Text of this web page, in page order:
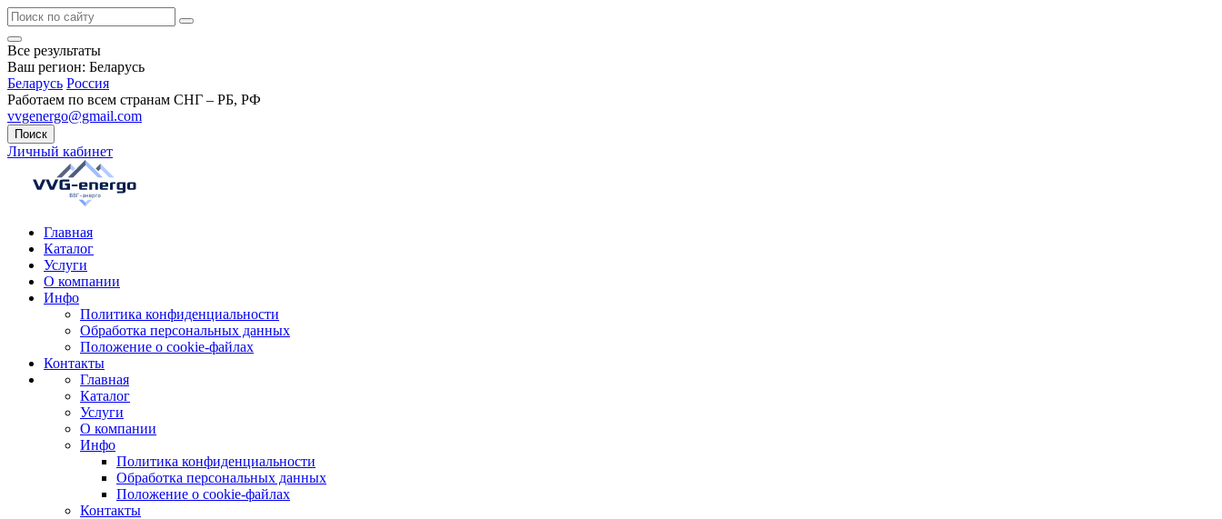
Все результаты
Ваш регион: Беларусь
Беларусь Россия
Работаем по всем странам СНГ – РБ, РФ
vvgenergo@gmail.com
Поиск
Личный кабинет
Главная
Каталог
Услуги
О компании
Инфо
Политика конфиденциальности
Обработка персональных данных
Положение о cookie-файлах
Контакты
Главная
Каталог
Услуги
О компании
Инфо
Политика конфиденциальности
Обработка персональных данных
Положение о cookie-файлах
Контакты